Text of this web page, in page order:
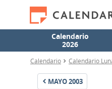
Calendario
2026
Calendario Calendario
MAYO2003